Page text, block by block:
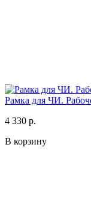
Pамка для ЧИ.
4 330 р.
В корзину